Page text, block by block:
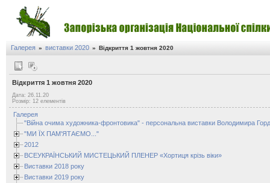
Галерея » виставки 2020 » Відкриття 1 жовтня 2020
Відкриття 1 жовтня 2020
Дата: 26.11.20
Розмір: 12 елементів
Галерея
"Війна очима художника-фронтовика" - персональна виставки Володимира
"МИ ЇХ ПАМ'ЯТАЄМО..."
2012
ВСЕУКРАЇНСЬКИЙ МИСТЕЦЬКИЙ ПЛЕНЕР «Хортиця крізь віки»
Виставки 2018 року
Виставки 2019 року